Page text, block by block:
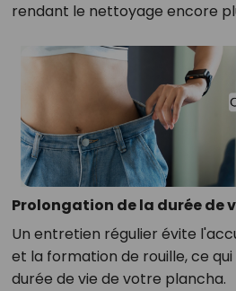
rendant le nettoyage encore
Prolongation de la durée de
Un entretien régulier évite
et la formation de rouille, ce
durée de vie de votre plancha.